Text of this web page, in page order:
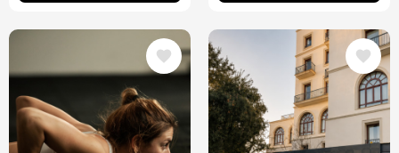
Image